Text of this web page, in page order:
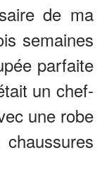
de ma
semaines
parfaite
un chef-
une robe